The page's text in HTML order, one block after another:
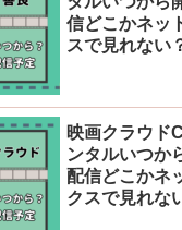
信どこかネッ
スで見れない
映画クラウド
ンタルいつか
配信どこかネ
クスで見れな